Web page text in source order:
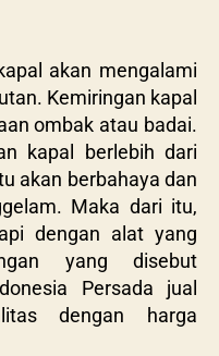
akan mengalami
Kemiringan kapal
ombak atau badai.
kapal berlebih dari
akan berbahaya dan
Maka dari itu,
dengan alat yang
yang disebut
Persada jual
dengan harga